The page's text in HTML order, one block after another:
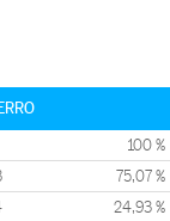
100 %
75,07 %
24,93 %